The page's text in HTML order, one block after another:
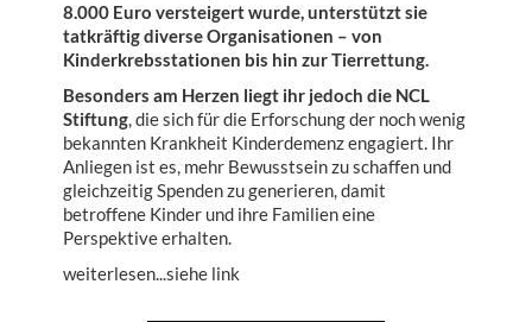
8.000 Euro versteigert wurde, unterstützt sie
tatkräftig diverse Organisationen – von
Kinderkrebsstationen bis hin zur Tierrettung.
Besonders am Herzen liegt ihr jedoch die NCL
Stiftung, die sich für die Erforschung der noch wenig
bekannten Krankheit Kinderdemenz engagiert. Ihr
Anliegen ist es, mehr Bewusstsein zu schaffen und
gleichzeitig Spenden zu generieren, damit
betroffene Kinder und ihre Familien eine
Perspektive erhalten.
weiterlesen...siehe link